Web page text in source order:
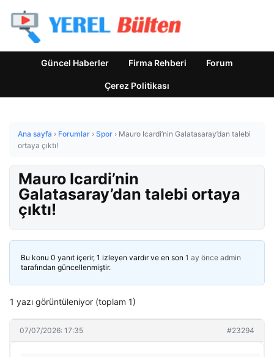
Güncel Haberler Firma Rehberi Forum
Çerez Politikası
Ana sayfa › Forumlar › Spor › Mauro Icardi’nin Galatasaray’dan talebi
ortaya çıktı!
Mauro Icardi’nin
Galatasaray’dan talebi ortaya
çıktı!
Bu konu 0 yanıt içerir, 1 izleyen vardır ve en son 1 ay önce admin
tarafından güncellenmiştir.
1 yazı görüntüleniyor (toplam 1)
07/07/2026: 17:35 #23294